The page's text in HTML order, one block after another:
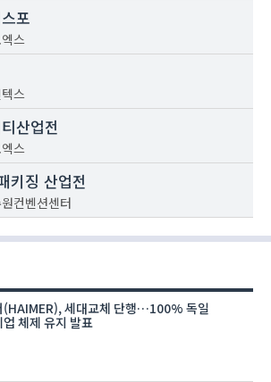
포
스
스
산업전
스
키징 산업전
컨벤션센터
(HAIMER), 세대교체 단행…100% 독일
업 체제 유지 발표